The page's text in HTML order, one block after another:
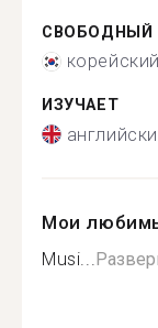
СВОБОДНЫЙ
корейский
ИЗУЧАЕТ
Мои
Musi...